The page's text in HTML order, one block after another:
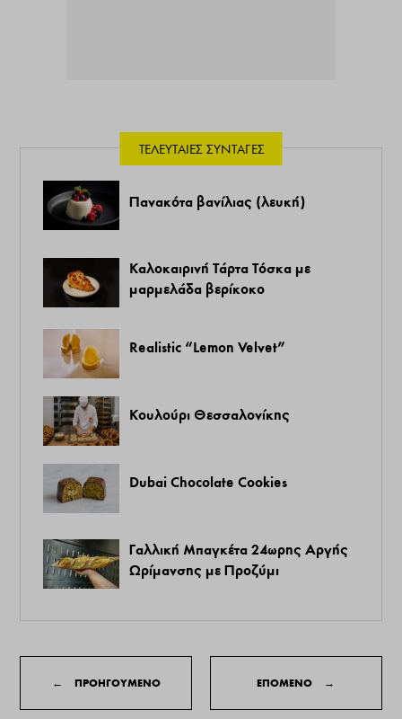
ΤΕΛΕΥΤΑΊΕΣ ΣΥΝΤΑΓΈΣ
Πανακότα βανίλιας (λευκή)
Καλοκαιρινή Τάρτα Τόσκα με
μαρμελάδα βερίκοκο
Realistic “Lemon Velvet”
Κουλούρι Θεσσαλονίκης
Dubai Chocolate Cookies
Γαλλική Μπαγκέτα 24ωρης Αργής
Ωρίμανσης με Προζύμι
← ΠΡΟΗΓΟΥΜΕΝΟ ΕΠΟΜΕΝΟ →